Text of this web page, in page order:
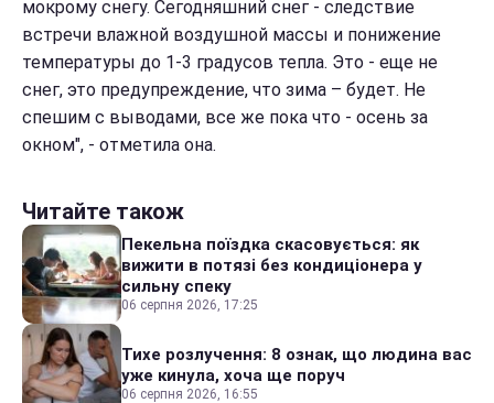
мокрому снегу. Сегодняшний снег - следствие
встречи влажной воздушной массы и понижение
температуры до 1-3 градусов тепла. Это - еще не
снег, это предупреждение, что зима – будет. Не
спешим с выводами, все же пока что - осень за
окном", - отметила она.
Читайте також
Пекельна поїздка скасовується: як
вижити в потязі без кондиціонера у
сильну спеку
06 серпня 2026, 17:25
Тихе розлучення: 8 ознак, що людина вас
уже кинула, хоча ще поруч
06 серпня 2026, 16:55